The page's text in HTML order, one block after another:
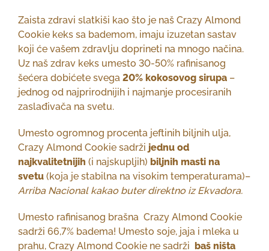
Zaista zdravi slatkiši kao što je naš Crazy Almond
Cookie keks sa bademom, imaju izuzetan sastav
koji će vašem zdravlju doprineti na mnogo načina.
Uz naš zdrav keks umesto 30-50% rafinisanog
šećera dobićete svega 20% kokosovog sirupa –
jednog od najprirodnijih i najmanje procesiranih
zaslađivača na svetu.
Umesto ogromnog procenta jeftinih biljnih ulja,
Crazy Almond Cookie sadrži jednu od
najkvalitetnijih (i najskupljih) biljnih masti na
svetu (koja je stabilna na visokim temperaturama)–
Arriba Nacional kakao buter direktno iz Ekvadora.
Umesto rafinisanog brašna Crazy Almond Cookie
sadrži 66,7% badema! Umesto soje, jaja i mleka u
prahu, Crazy Almond Cookie ne sadrži baš ništa